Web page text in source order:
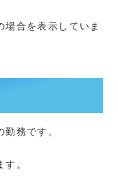
場合を表示していま
務です。
。